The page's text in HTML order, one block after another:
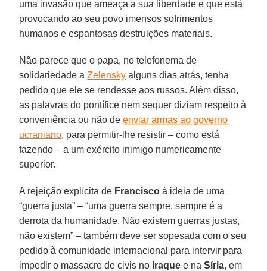
uma invasão que ameaça a sua liberdade e que está
provocando ao seu povo imensos sofrimentos
humanos e espantosas destruições materiais.
Não parece que o papa, no telefonema de
solidariedade aZelensky alguns dias atrás, tenha
pedido que ele se rendesse aos russos. Além disso,
as palavras do pontífice nem sequer diziam respeito à
conveniência ou não deenviar armas ao governo
ucraniano, para permitir-lhe resistir – como está
fazendo – a um exército inimigo numericamente
superior.
A rejeição explícita de Francisco à ideia de uma
“guerra justa” – “uma guerra sempre, sempre é a
derrota da humanidade. Não existem guerras justas,
não existem” – também deve ser sopesada com o seu
pedido à comunidade internacional para intervir para
impedir o massacre de civis no Iraque e naSíria, em